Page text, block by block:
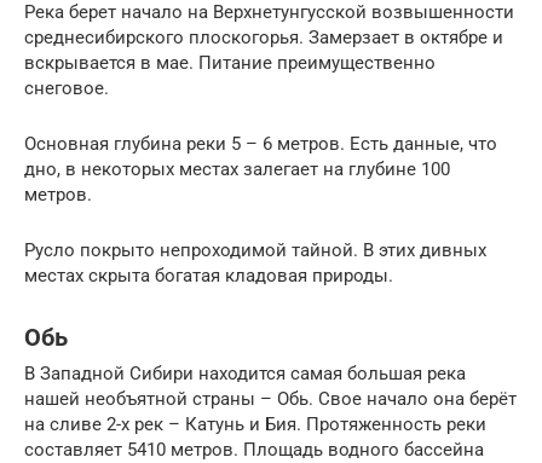
Река берет начало на Верхнетунгусской возвышенности
среднесибирского плоскогорья. Замерзает в октябре и
вскрывается в мае. Питание преимущественно
снеговое.
Основная глубина реки 5 – 6 метров. Есть данные, что
дно, в некоторых местах залегает на глубине 100
метров.
Русло покрыто непроходимой тайной. В этих дивных
местах скрыта богатая кладовая природы.
Обь
В Западной Сибири находится самая большая река
нашей необъятной страны – Обь. Свое начало она берёт
на сливе 2-х рек – Катунь и Бия. Протяженность реки
составляет 5410 метров. Площадь водного бассейна